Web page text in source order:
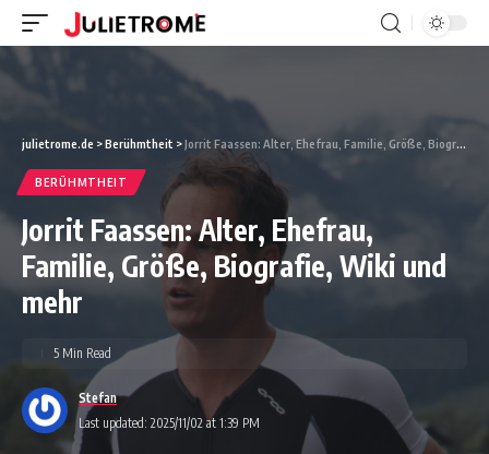
julietrome.de >Berühmtheit >Jorrit Faassen: Alter, Ehefrau, Familie, Größe, Biografie, Wiki und mehr
BERÜHMTHEIT
Jorrit Faassen: Alter, Ehefrau,
Familie, Größe, Biografie, Wiki und
mehr
Last updated: 2025/11/02 at 1:39 PM
Stefan
5 Min Read